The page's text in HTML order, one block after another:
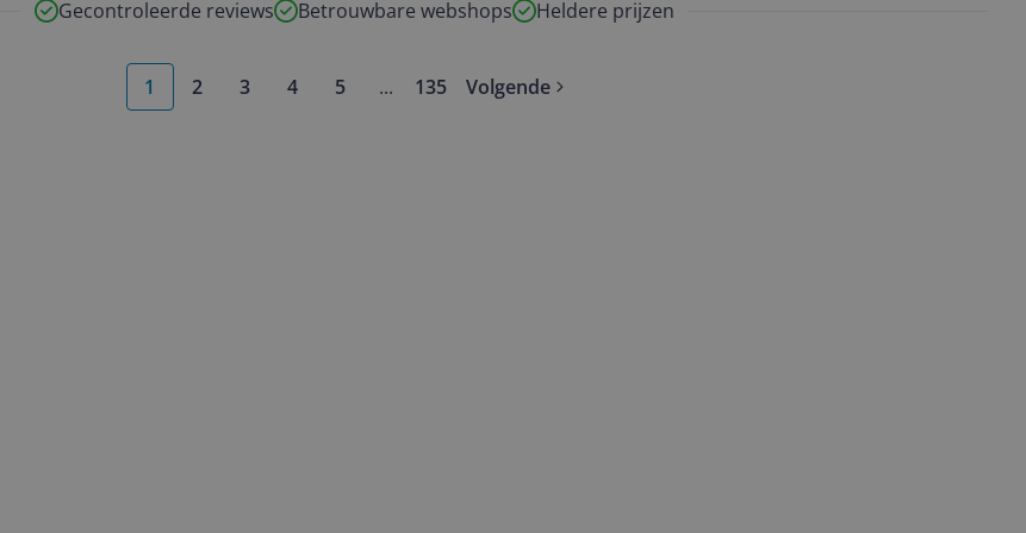
Gecontroleerde reviews Betrouwbare webshops Heldere prijzen
1 2 3 4 5 ...More pages
135 Volgende